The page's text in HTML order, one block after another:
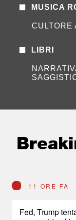
MUSICA
CULTORE
LIBRI
11 ORE FA
Fed, Trump